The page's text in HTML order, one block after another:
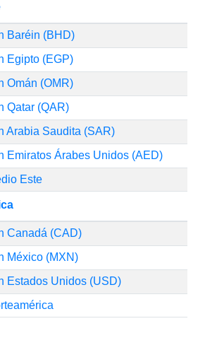
Baréin (BHD)
Egipto (EGP)
Omán (OMR)
Qatar (QAR)
Arabia Saudita (SAR)
Emiratos Árabes Unidos (AED)
Este
Canadá (CAD)
México (MXN)
Estados Unidos (USD)